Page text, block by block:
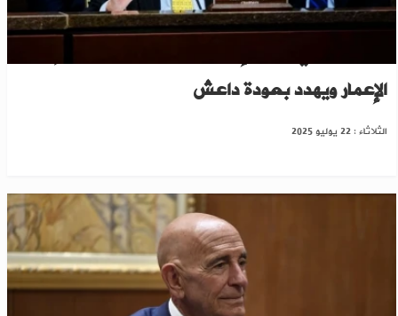
الإعمار ويهدد بعودة داعش
الثلاثاء : 22 يوليو 2025